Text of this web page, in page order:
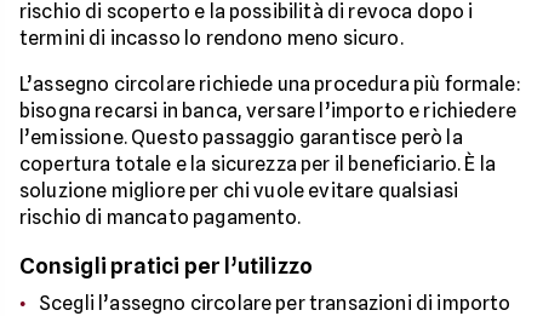
rischio di scoperto e la possibilità di revoca dopo i
termini di incasso lo rendono meno sicuro.
L’assegno circolare richiede una procedura più formale:
bisogna recarsi in banca, versare l’importo e richiedere
l’emissione. Questo passaggio garantisce però la
copertura totale e la sicurezza per il beneficiario. È la
soluzione migliore per chi vuole evitare qualsiasi
rischio di mancato pagamento.
Consigli pratici per l’utilizzo
Scegli l’assegno circolare per transazioni di importo